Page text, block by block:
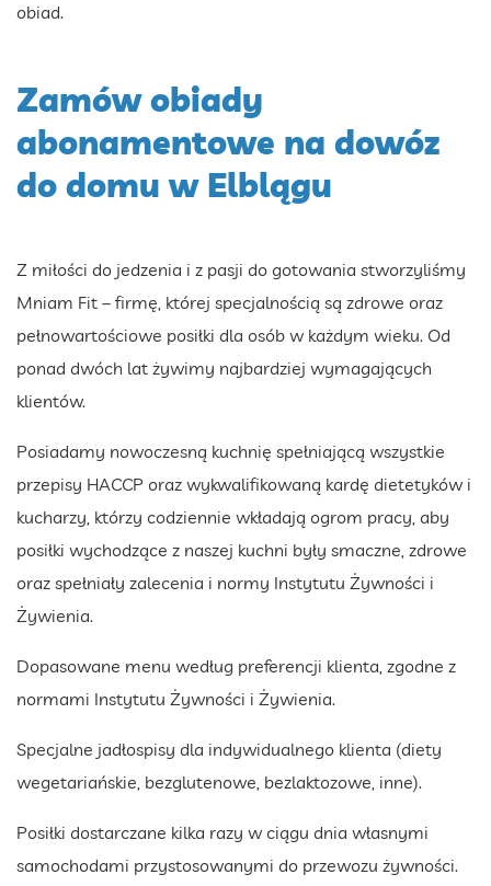
obiad.
Zamów obiady
abonamentowe na dowóz
do domu w Elblągu
Z miłości do jedzenia i z pasji do gotowania stworzyliśmy
Mniam Fit – firmę, której specjalnością są zdrowe oraz
pełnowartościowe posiłki dla osób w każdym wieku. Od
ponad dwóch lat żywimy najbardziej wymagających
klientów.
Posiadamy nowoczesną kuchnię spełniającą wszystkie
przepisy HACCP oraz wykwalifikowaną kardę dietetyków i
kucharzy, którzy codziennie wkładają ogrom pracy, aby
posiłki wychodzące z naszej kuchni były smaczne, zdrowe
oraz spełniały zalecenia i normy Instytutu Żywności i
Żywienia.
Dopasowane menu według preferencji klienta, zgodne z
normami Instytutu Żywności i Żywienia.
Specjalne jadłospisy dla indywidualnego klienta (diety
wegetariańskie, bezglutenowe, bezlaktozowe, inne).
Posiłki dostarczane kilka razy w ciągu dnia własnymi
samochodami przystosowanymi do przewozu żywności.